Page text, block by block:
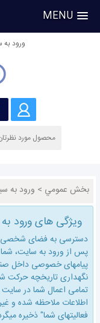
MENU
ورود
بخش عمومي > ورود به
ویژگی های ورود
دسترسی به فضای
پس از ورود به سایت،
پیامهای خصوصی داخل
نگهداری تاریخچه حركت
تمامی اعمال شما در
اطلاعات ملاحظه شده و
فعالیتهای شما" ذخیره